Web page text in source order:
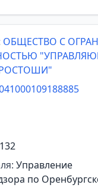
ОБЩЕСТВО С
Управление
по